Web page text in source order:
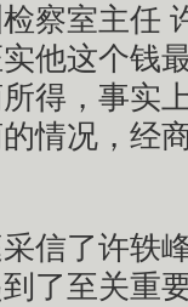
察室主任
他这个钱
得，事实
情况，经
信了许轶
了至关重